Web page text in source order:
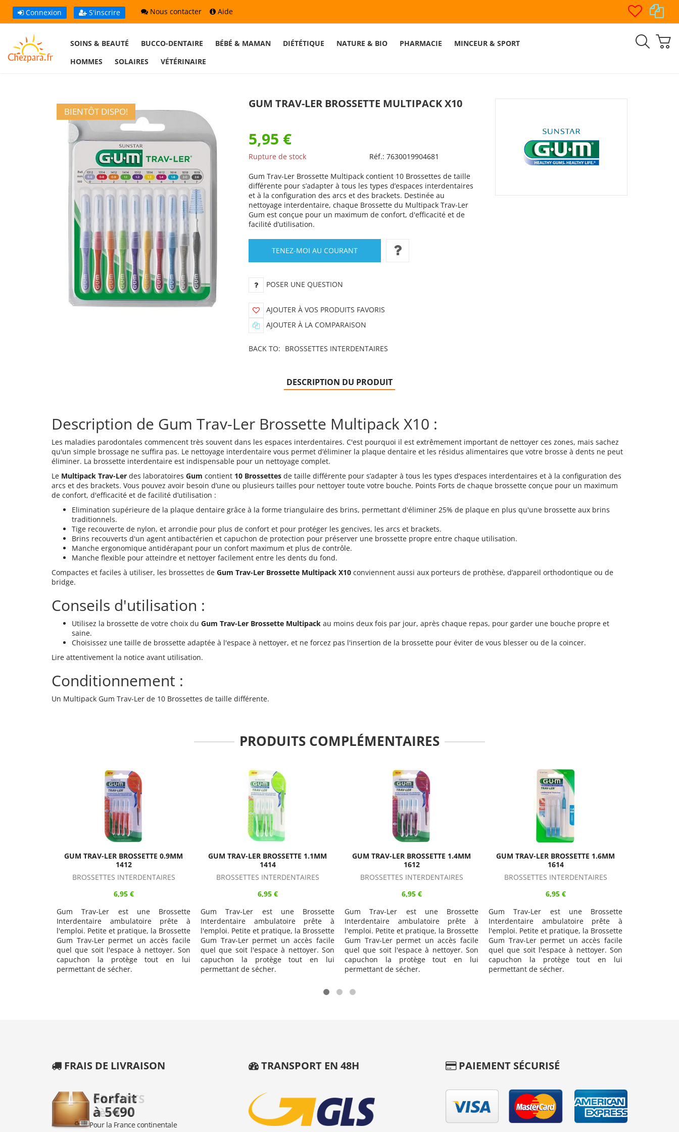
Connexion S'inscrire Nous contacter Aide
SOINS & BEAUTÉ BUCCO-DENTAIRE BÉBÉ & MAMAN DIÉTÉTIQUE NATURE & BIO PHARMACIE
MINCEUR & SPORT
HOMMES
SOLAIRES VÉTÉRINAIRE
BIENTÔT DISPO!
GUM TRAV-LER BROSSETTE MULTIPACK X10
5,95 €
Rupture de stock Réf.: 7630019904681
Gum Trav-Ler Brossette Multipack contient 10 Brossettes de taille
différente pour s’adapter à tous les types d’espaces interdentaires
et à la configuration des arcs et des brackets. Destinée au
nettoyage interdentaire, chaque Brossette du Multipack Trav-Ler
Gum est conçue pour un maximum de confort, d'efficacité et de
facilité d’utilisation.
TENEZ-MOI AU COURANT
POSER UNE QUESTION
AJOUTER À VOS PRODUITS FAVORIS
AJOUTER À LA COMPARAISON
BACK TO: BROSSETTES INTERDENTAIRES
DESCRIPTION DU PRODUIT
Description de Gum Trav-Ler Brossette Multipack X10 :
Les maladies parodontales commencent très souvent dans les espaces interdentaires. C'est pourquoi il est extrêmement important de nettoyer ces zones, mais sachez
qu'un simple brossage ne suffira pas. Le nettoyage interdentaire vous permet d’éliminer la plaque dentaire et les résidus alimentaires que votre brosse à dents ne peut
éliminer. La brossette interdentaire est indispensable pour un nettoyage complet.
Le Multipack Trav-Ler des laboratoires Gum contient 10 Brossettes de taille différente pour s’adapter à tous les types d’espaces interdentaires et à la configuration des
arcs et des brackets. Vous pouvez avoir besoin d’une ou plusieurs tailles pour nettoyer toute votre bouche. Points Forts de chaque brossette conçue pour un maximum
de confort, d'efficacité et de facilité d’utilisation :
Elimination supérieure de la plaque dentaire grâce à la forme triangulaire des brins, permettant d'éliminer 25% de plaque en plus qu'une brossette aux brins
traditionnels.
Tige recouverte de nylon, et arrondie pour plus de confort et pour protéger les gencives, les arcs et brackets.
Brins recouverts d'un agent antibactérien et capuchon de protection pour préserver une brossette propre entre chaque utilisation.
Manche ergonomique antidérapant pour un confort maximum et plus de contrôle.
Manche flexible pour atteindre et nettoyer facilement entre les dents du fond.
Compactes et faciles à utiliser, les brossettes de Gum Trav-Ler Brossette Multipack X10 conviennent aussi aux porteurs de prothèse, d’appareil orthodontique ou de
bridge.
Conseils d'utilisation :
Utilisez la brossette de votre choix du Gum Trav-Ler Brossette Multipack au moins deux fois par jour, après chaque repas, pour garder une bouche propre et
saine.
Choisissez une taille de brossette adaptée à l'espace à nettoyer, et ne forcez pas l'insertion de la brossette pour éviter de vous blesser ou de la coincer.
Lire attentivement la notice avant utilisation.
Conditionnement :
Un Multipack Gum Trav-Ler de 10 Brossettes de taille différente.
PRODUITS COMPLÉMENTAIRES
LER BROSSETTE 0.9MM
INTERDENTAIRES
Ler est une Brossette
ambulatoire prête à
et pratique, la Brossette
Ler permet un accès facile
l'espace à nettoyer. Son
la protège tout en lui
GUM TRAV-LER BROSSETTE 1.1MM
BROSSETTES INTERDENTAIRES
Gum Trav-Ler est une Brossette
Interdentaire ambulatoire prête à
l'emploi. Petite et pratique, la Brossette
Gum Trav-Ler permet un accès facile
quel que soit l'espace à nettoyer. Son
capuchon la protège tout en lui
permettant de sécher.
GUM TRAV-LER BROSSETTE 1.4MM
BROSSETTES INTERDENTAIRES
Gum Trav-Ler est une Brossette
Interdentaire ambulatoire prête à
l'emploi. Petite et pratique, la Brossette
Gum Trav-Ler permet un accès facile
quel que soit l'espace à nettoyer. Son
capuchon la protège tout en lui
permettant de sécher.
GUM TRAV-LER BROSSETTE 1.6MM
BROSSETTES INTERDENTAIRES
Gum Trav-Ler est une Brossette
Interdentaire ambulatoire prête à
l'emploi. Petite et pratique, la Brossette
Gum Trav-Ler permet un accès facile
quel que soit l'espace à nettoyer. Son
capuchon la protège tout en lui
permettant de sécher.
GUM TRAV-LER BROSSETTE 0.8MM
BROSSETTES INTERDENTAIRES
Gum Trav-Ler est une Brossette
Interdentaire ambulatoire prête à
l'emploi. Petite et pratique, la Brossette
Gum Trav-Ler permet un accès facile
quel que soit l'espace à nettoyer. Son
capuchon la protège tout en lui
permettant de sécher.
FRAIS DE LIVRAISON TRANSPORT EN 48H PAIEMENT SÉCURISÉ